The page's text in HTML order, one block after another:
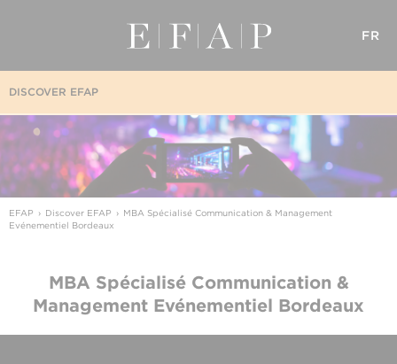
FR
DISCOVER EFAP
EFAP Discover EFAP
MBA Spécialisé Communication & Management
Evénementiel Bordeaux
MBA Spécialisé Communication &
Management Evénementiel Bordeaux